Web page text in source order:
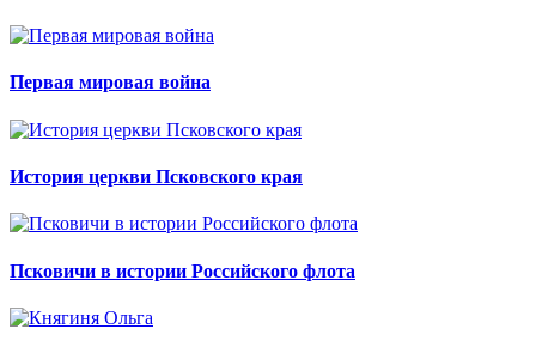
Первая мировая война
История церкви Псковского края
Псковичи в истории Российского флота